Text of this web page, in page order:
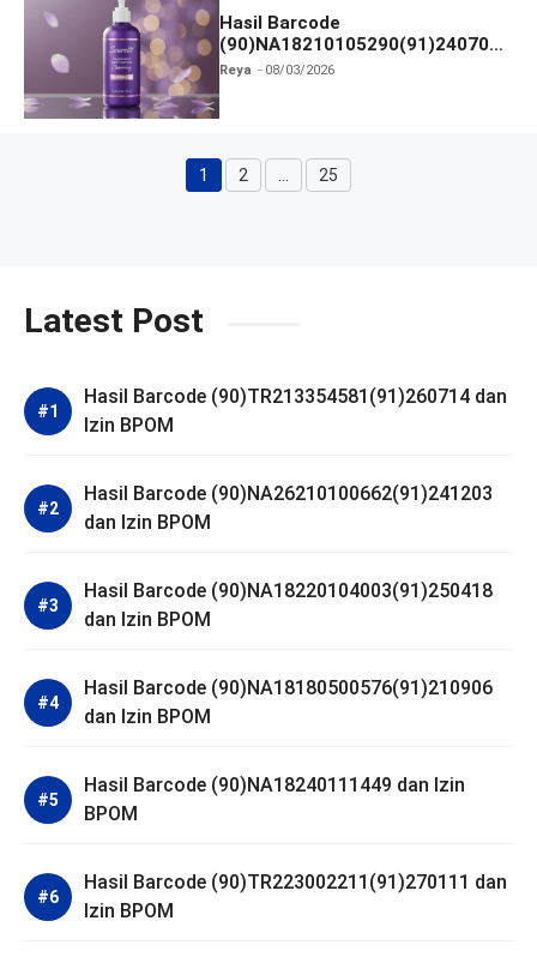
Hasil Barcode
(90)NA18210105290(91)240703
dan Izin BPOM
Reya 08/03/2026
Halaman
1 Halaman
2 … Halaman
25
Latest Post
Hasil Barcode (90)TR213354581(91)260714 dan
Izin BPOM
Hasil Barcode (90)NA26210100662(91)241203
dan Izin BPOM
Hasil Barcode (90)NA18220104003(91)250418
dan Izin BPOM
Hasil Barcode (90)NA18180500576(91)210906
dan Izin BPOM
Hasil Barcode (90)NA18240111449 dan Izin
BPOM
Hasil Barcode (90)TR223002211(91)270111 dan
Izin BPOM